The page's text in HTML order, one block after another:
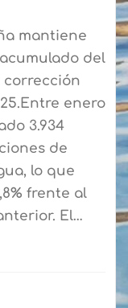
mantiene
del
corrección
enero
3.934
de
lo que
frente al
El…